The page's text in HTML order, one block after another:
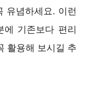
유념하세요. 이런
에 기존보다 편리
활용해 보시길 추